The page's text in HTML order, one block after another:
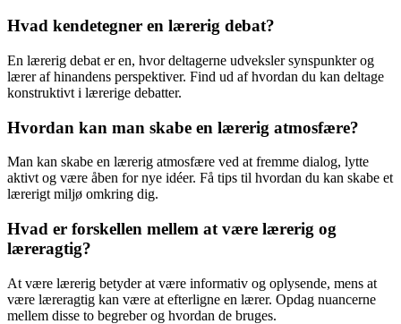
Hvad kendetegner en lærerig debat?
En lærerig debat er en, hvor deltagerne udveksler synspunkter og
lærer af hinandens perspektiver. Find ud af hvordan du kan deltage
konstruktivt i lærerige debatter.
Hvordan kan man skabe en lærerig atmosfære?
Man kan skabe en lærerig atmosfære ved at fremme dialog, lytte
aktivt og være åben for nye idéer. Få tips til hvordan du kan skabe et
lærerigt miljø omkring dig.
Hvad er forskellen mellem at være lærerig og
læreragtig?
At være lærerig betyder at være informativ og oplysende, mens at
være læreragtig kan være at efterligne en lærer. Opdag nuancerne
mellem disse to begreber og hvordan de bruges.